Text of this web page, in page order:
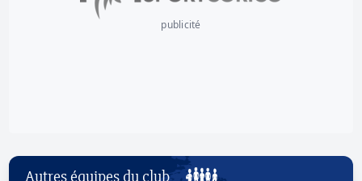
publicité
Autres équipes du club